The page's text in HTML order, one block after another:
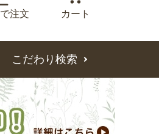
注文 カート
こだわり検索